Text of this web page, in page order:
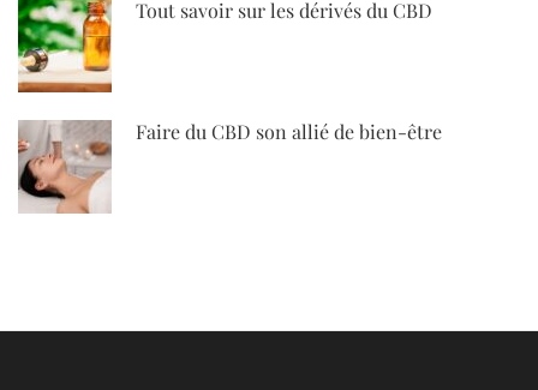
Tout savoir sur les dérivés du CBD
Faire du CBD son allié de bien-être